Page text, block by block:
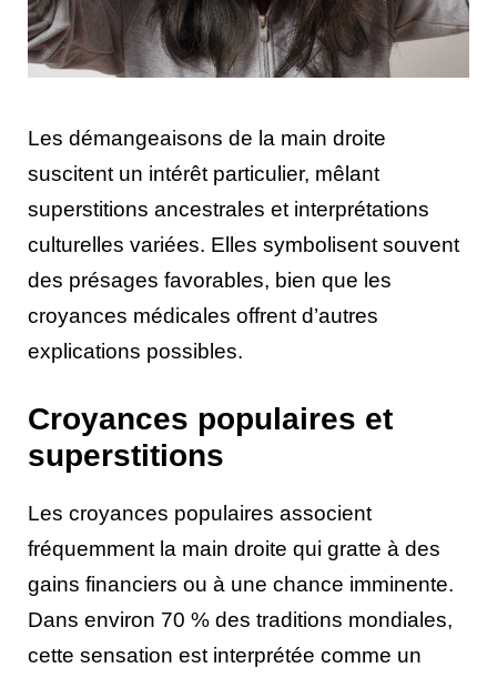
Les démangeaisons de la main droite
suscitent un intérêt particulier, mêlant
superstitions ancestrales et interprétations
culturelles variées. Elles symbolisent souvent
des présages favorables, bien que les
croyances médicales offrent d’autres
explications possibles.
Croyances populaires et
superstitions
Les croyances populaires associent
fréquemment la main droite qui gratte à des
gains financiers ou à une chance imminente.
Dans environ 70 % des traditions mondiales,
cette sensation est interprétée comme un